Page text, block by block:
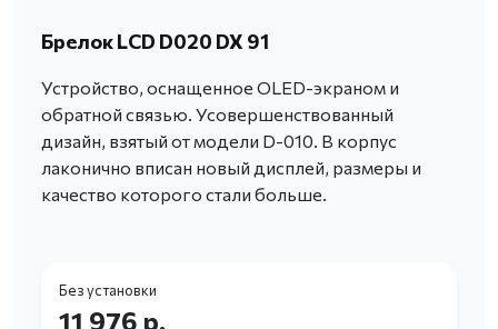
Брелок LCD D020 DX 91
Устройство, оснащенное OLED-экраном и
обратной связью. Усовершенствованный
дизайн, взятый от модели D-010. В корпус
лаконично вписан новый дисплей, размеры и
качество которого стали больше.
Без установки
11 976 р.